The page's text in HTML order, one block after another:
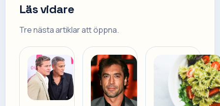
Läs vidare
Tre nästa artiklar att öppna.